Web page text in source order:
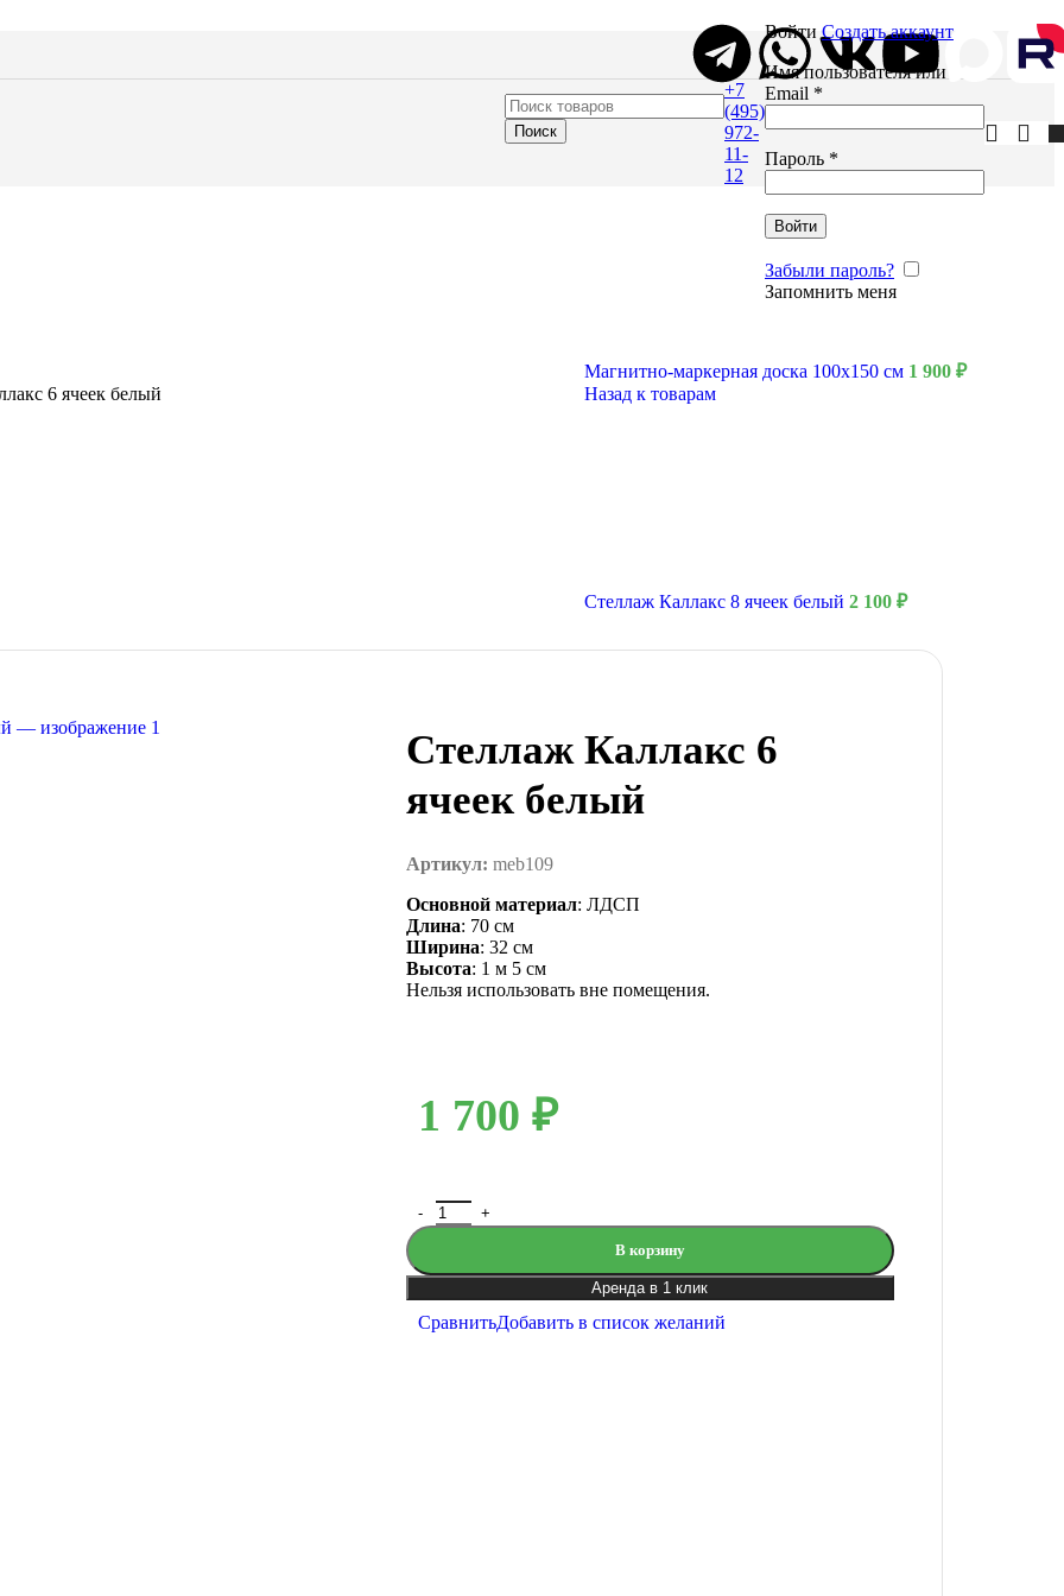
стойки
Поиск
+7
(495)
972-
11-
12
Войти Создать аккаунт
Имя пользователя или
Email *
Пароль *
Войти
Забыли пароль?
Запомнить меня
6 ячеек белый
Магнитно-маркерная доска 100x150 см 1 900 ₽
Назад к товарам
Стеллаж Каллакс 8 ячеек белый 2 100 ₽
Стеллаж Каллакс 6
ячеек белый
Артикул: meb109
Основной материал: ЛДСП
Длина: 70 см
Ширина: 32 см
Высота: 1 м 5 см
Нельзя использовать вне помещения.
1 700 ₽
В корзину
Аренда в 1 клик
СравнитьДобавить в список желаний